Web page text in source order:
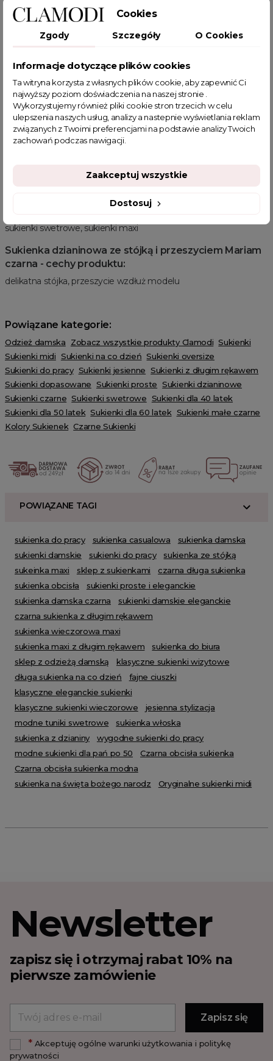
Sukienka dzianinowa ze stójką i przeszyciem Mariam
czarna - gdzie nosić?
okoliczności – od codziennego użytkowania, przez spotkania
sprawia, że świetnie sprawdzi się jako baza do tworzenia zarówno
formalnych, jak i bardziej swobodnych stylizacji. Niezależnie od
tego, czy planujesz spędzić dzień w biurze, czy wybrać się na
kolację z przyjaciółmi, zapewni Ci stylowy i elegancki wygląd.
Sukienka dzianinowa ze stójką i przeszyciem Mariam
Model dostępny w jednym rozmiarze oversize.
Sukienka dzianinowa ze stójką i przeszyciem Mariam
sukienki swetrowe, sukienki maxi
Sukienka dzianinowa ze stójką i przeszyciem Mariam
czarna - cechy produktu:
delikatna stójka, przeszycie wzdłuż modelu
Powiązane kategorie:
Odzież damska Zobacz wszystkie produkty Clamodi Sukienki
Sukienki midi Sukienki na co dzień Sukienki oversize
Sukienki do pracy Sukienki jesienne Sukienki z długim rękawem
Sukienki dopasowane Sukienki proste Sukienki dzianinowe
Sukienki czarne Sukienki swetrowe Sukienki dla 40 latek
Sukienki dla 50 latek Sukienki dla 60 latek Sukienki małe czarne
Kolory Sukienek Czarne Sukienki
POWIĄZANE TAGI
sukienka do pracy sukienka casualowa
sukienka damska
sukienki damskie
sukienki do pracy
sukienka ze stójką
sukeinka maxi
sklep z sukienkami
czarna długa sukienka
sukienka obcisła
sukienki proste i eleganckie
sukienka damska czarna
sukienki damskie eleganckie
czarna sukienka z długim rękawem
sukienka wieczorowa maxi
sukienka maxi z długim rękawem
sukienka do biura
sklep z odzieżą damską
klasyczne sukienki wizytowe
długa sukienka na co dzień
fajne ciuszki
klasyczne eleganckie sukienki
klasyczne sukienki wieczorowe
jesienna stylizacja
modne tuniki swetrowe
sukienka włoska
sukienka z dzianiny
wygodne sukienki do pracy
modne sukienki dla pań po 50
Czarna obcisła sukienka
Czarna obcisła sukienka modna
sukienka na święta bożego narodz
Oryginalne sukienki midi
Newsletter
zapisz się i otrzymaj rabat 10% na
pierwsze zamówienie
*Akceptuję ogólne warunki użytkowania i politykę
prywatności
Cookies
Zgody Szczegóły O Cookies
Informacje dotyczące plików cookies
Ta witryna korzysta z własnych plików cookie, aby zapewnić Ci
najwyższy poziom doświadczenia na naszej stronie .
Wykorzystujemy również pliki cookie stron trzecich w celu
ulepszenia naszych usług, analizy a nastepnie wyświetlania reklam
związanych z Twoimi preferencjami na podstawie analizy Twoich
zachowań podczas nawigacji.
Dostosuj
Zaakceptuj wszystkie